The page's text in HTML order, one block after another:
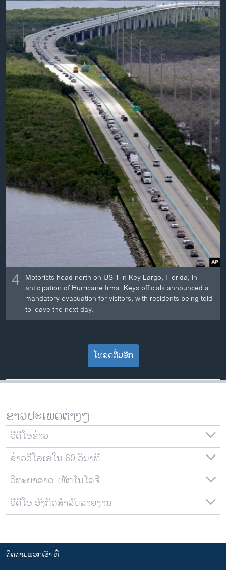
4 Motorists head north on US 1 in Key Largo, Florida, in
anticipation of Hurricane Irma. Keys officials announced a
mandatory evacuation for visitors, with residents being told
to leave the next day.
ໂຫລດຕື່ມອີກ
ຂ່າວປະເພດຕ່າງໆ
ວີດີໂອຂ່າວ
ຂ່າວວີໂອເອໃນ 60 ວິນາທີ
ວິທະຍາສາດ-ເທັກໂນໂລຈີ
ວີດີໂອ ອັງກິດສຳລັບລາຍງານ
ຕິດຕາມພວກເຮົາ ທີ່